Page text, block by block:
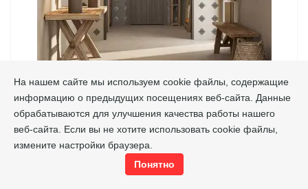
КАСАБЛАНКА
Производитель Kerama Marazzi
1728 руб./м²
На нашем сайте мы используем cookie файлы, содержащие
информацию о предыдущих посещениях веб-сайта. Данные
обрабатываются для улучшения качества работы нашего
веб-сайта. Если вы не хотите использовать cookie файлы,
измените настройки браузера.
Понятно